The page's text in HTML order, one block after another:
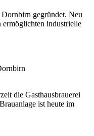
gegründet. Neu
ermöglichten industrielle
die Gasthausbrauerei
ist heute im